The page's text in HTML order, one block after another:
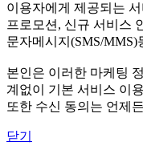
이용자에게 제공되는
프로모션, 신규 서비스
문자메시지(SMS/
본인은 이러한 마케팅
계없이 기본 서비스 이
또한 수신 동의는 언제
닫기